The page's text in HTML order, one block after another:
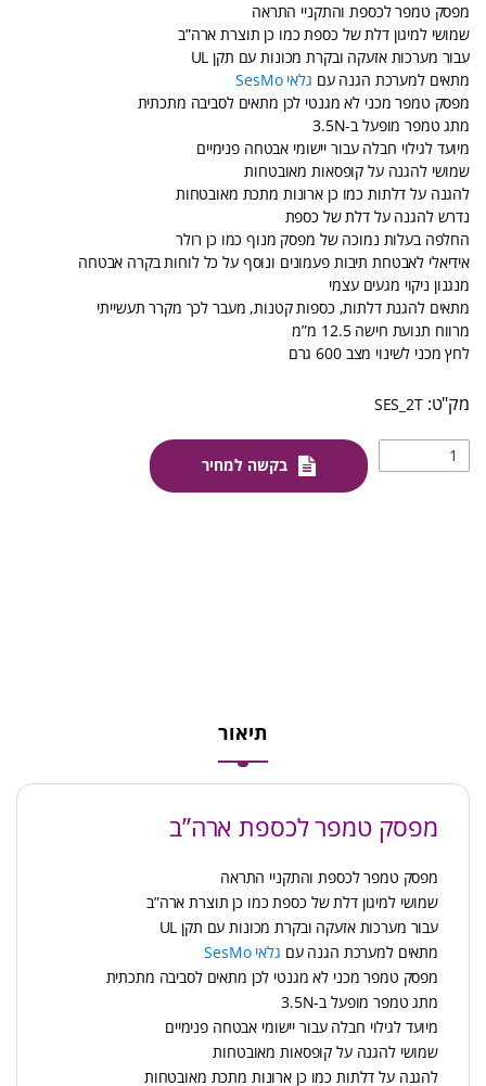
מפסק טמפר לכספת והתקניי התראה
שמושי למיגון דלת של כספת כמו כן תוצרת ארה”ב
עבור מערכות אזעקה ובקרת מכונות עם תקן UL
מתאים למערכת הגנה עם גלאי SesMo
מפסק טמפר מכני לא מגנטי לכן מתאים לסביבה מתכתית
מתג טמפר מופעל ב-3.5N
מיועד לגילוי חבלה עבור יישומי אבטחה פנימיים
שמושי להגנה על קופסאות מאובטחות
להגנה על דלתות כמו כן ארונות מתכת מאובטחות
נדרש להגנה על דלת של כספת
החלפה בעלות נמוכה של מפסק מנוף כמו כן רולר
אידיאלי לאבטחת תיבות פעמונים ונוסף על כל לוחות בקרה אבטחה
מנגנון ניקוי מגעים עצמי
מתאים להגנת דלתות, כספות קטנות, מעבר לכך מקרר תעשייתי
מרווח תנועת חישה 12.5 מ”מ
לחץ מכני לשינוי מצב 600 גרם
SES_2T
בקשה למחיר
תיאור
מפסק טמפר לכספת ארה”ב
מפסק טמפר לכספת והתקניי התראה
שמושי למיגון דלת של כספת כמו כן תוצרת ארה”ב
עבור מערכות אזעקה ובקרת מכונות עם תקן UL
מתאים למערכת הגנה עם גלאי SesMo
מפסק טמפר מכני לא מגנטי לכן מתאים לסביבה מתכתית
מתג טמפר מופעל ב-3.5N
מיועד לגילוי חבלה עבור יישומי אבטחה פנימיים
שמושי להגנה על קופסאות מאובטחות
להגנה על דלתות כמו כן ארונות מתכת מאובטחות